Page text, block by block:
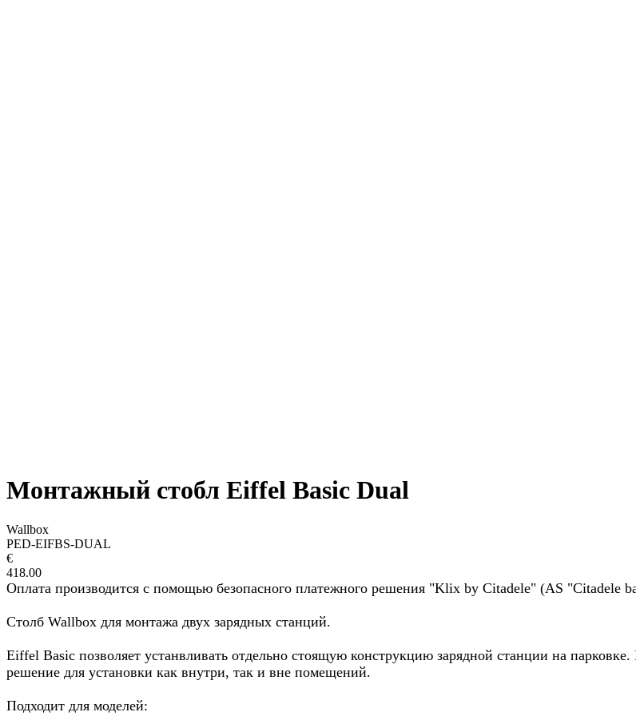
Монтажный стобл Eiffel Basic Dual
Wallbox
PED-EIFBS-DUAL
€
418.00
Оплата производится с помощью безопасного платежного решения "Klix by Citadele" (AS "Citadele
Столб Wallbox для монтажа двух зарядных станций.
Eiffel Basic позволяет устанвливать отдельно стоящую конструкцию зарядной станции на
решение для установки как внутри, так и вне помещений.
Подходит для моделей: